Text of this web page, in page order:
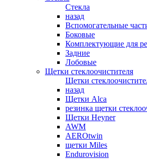
Стекла
назад
Вспомогательные
Боковые
Комплектующие для
Задние
Лобовые
Щетки стеклоочистителя
Щетки
назад
Щетки Alca
резинка щетки
Щетки Heyner
AWM
AEROtwin
щетки Miles
Endurovision